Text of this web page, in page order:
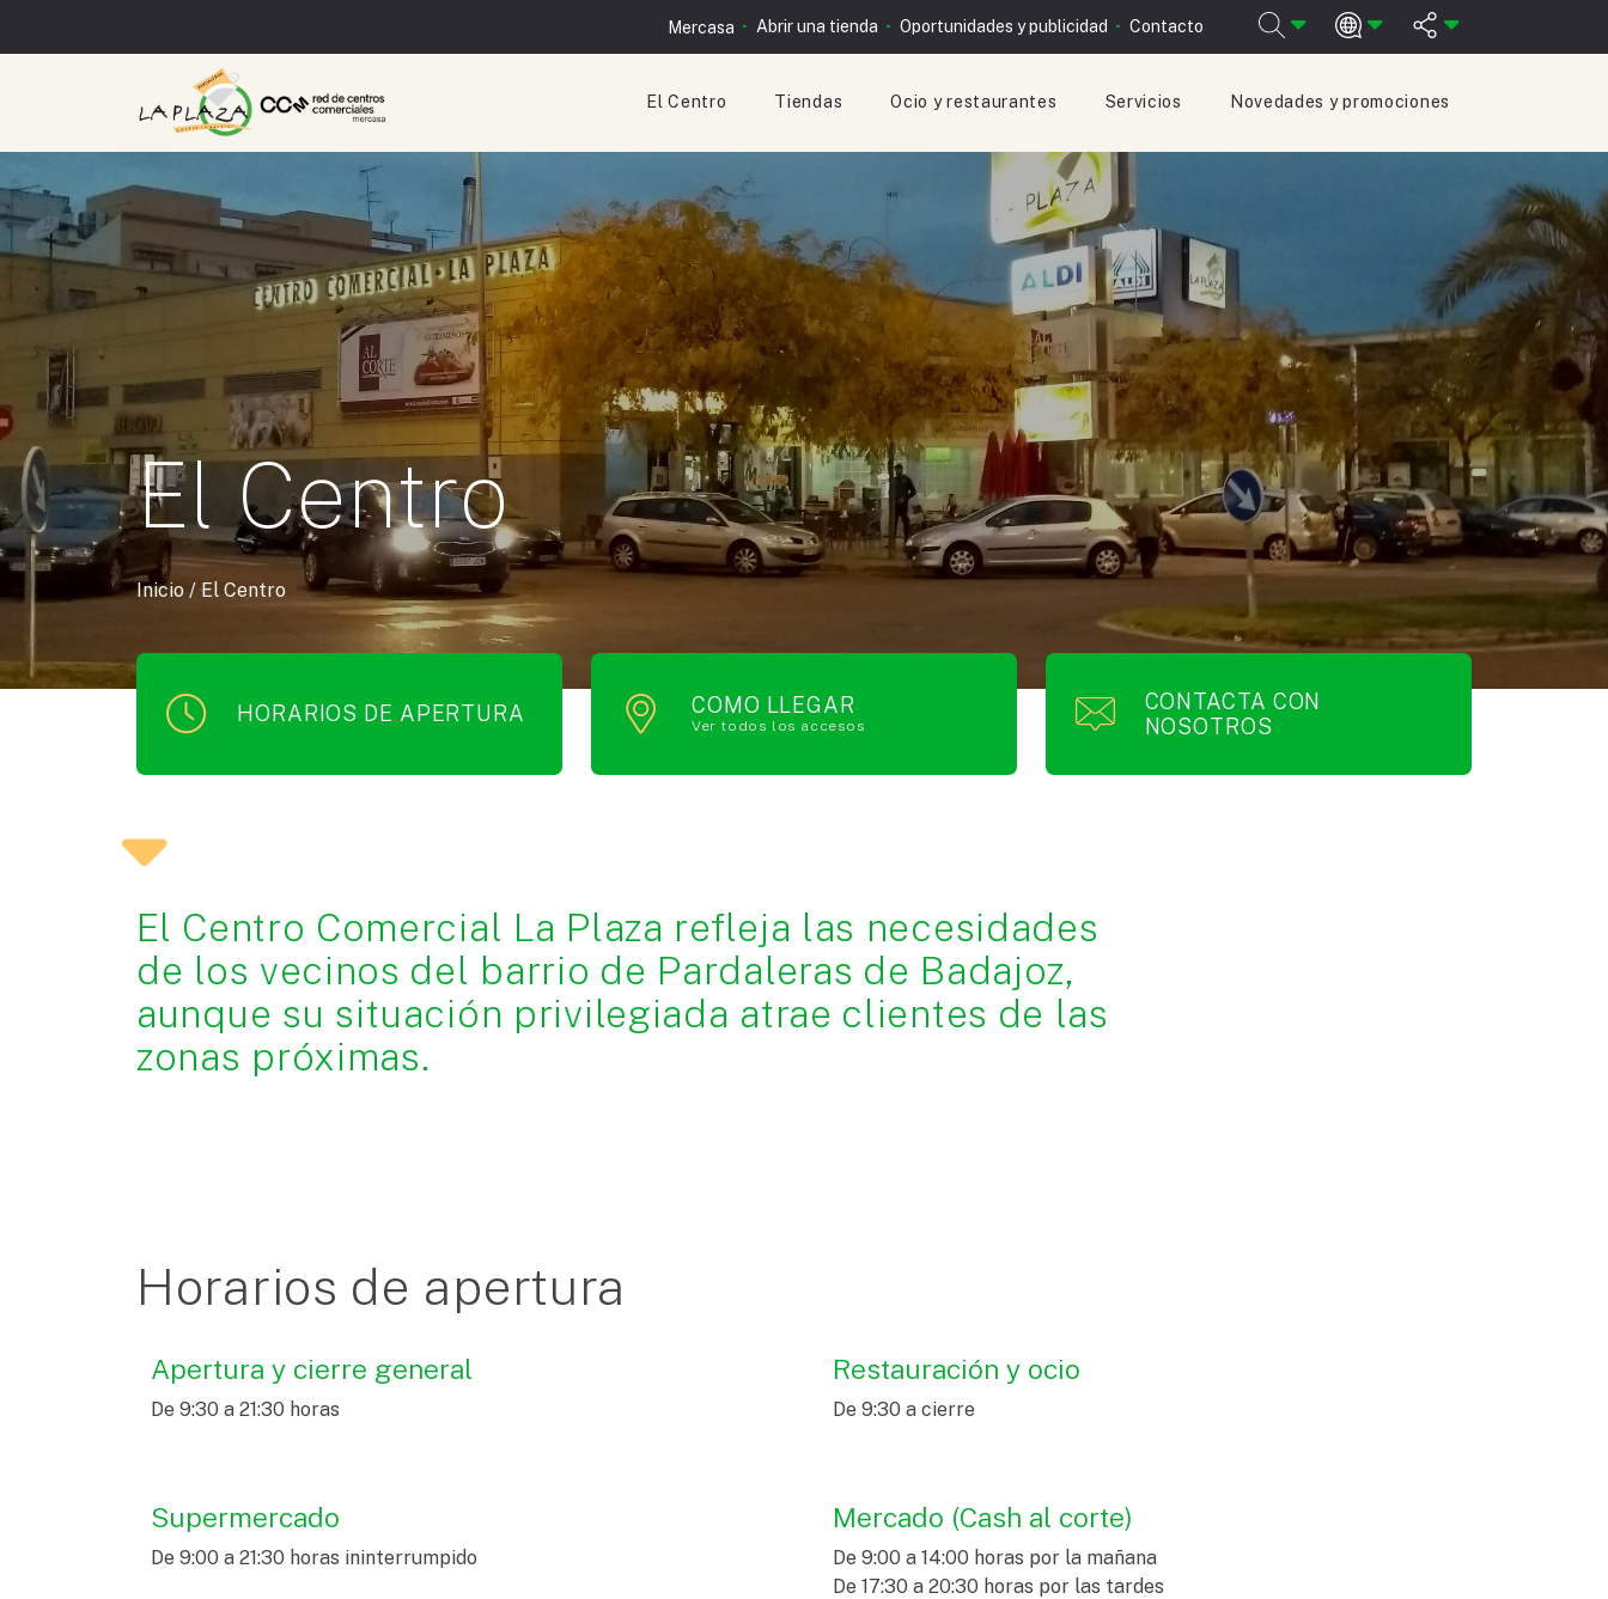
Mercasa Abrir una tienda Oportunidades y publicidad Contacto
ESPAÑOL ENGLISH
El Centro Tiendas Ocio y restaurantes Servicios Novedades y promociones
El Centro
Inicio / El Centro
HORARIOS DE APERTURA COMO LLEGAR
Ver todos los accesos
CONTACTA CON
NOSOTROS
El Centro Comercial La Plaza refleja las necesidades
de los vecinos del barrio de Pardaleras de Badajoz,
aunque su situación privilegiada atrae clientes de las
zonas próximas.
Horarios de apertura
Apertura y cierre general
De 9:30 a 21:30 horas
Restauración y ocio
De 9:30 a cierre
Supermercado
De 9:00 a 21:30 horas ininterrumpido
Mercado (Cash al corte)
De 9:00 a 14:00 horas por la mañana
De 17:30 a 20:30 horas por las tardes